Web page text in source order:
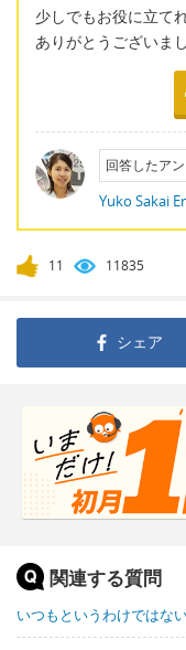
少しでもお役に立て
ありがとうございまし
回答したア
Yuko Sakai
11 11835
シェア
関連する質問
いつもというわけではな